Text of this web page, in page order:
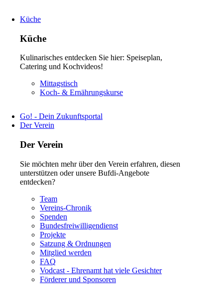
Küche
Küche
Kulinarisches entdecken Sie hier: Speiseplan,
Catering und Kochvideos!
Navigation
überspringen
Mittagstisch
Koch- & Ernährungskurse
Go! - Dein Zukunftsportal
Der Verein
Der Verein
Sie möchten mehr über den Verein erfahren, diesen
unterstützen oder unsere Bufdi-Angebote
entdecken?
Navigation
überspringen
Team
Vereins-Chronik
Spenden
Bundesfreiwilligendienst
Projekte
Satzung & Ordnungen
Mitglied werden
FAQ
Vodcast - Ehrenamt hat viele Gesichter
Förderer und Sponsoren